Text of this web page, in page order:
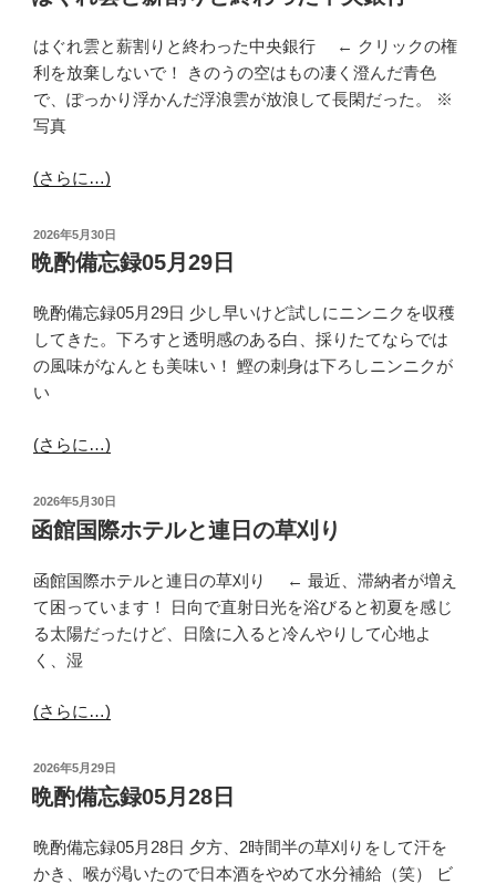
日:
はぐれ雲と薪割りと終わった中央銀行 ← クリックの権
利を放棄しないで！ きのうの空はもの凄く澄んだ青色
で、ぽっかり浮かんだ浮浪雲が放浪して長閑だった。 ※
写真
(さらに…)
投
稿
日:
2026年5月30日
晩酌備忘録05月29日
晩酌備忘録05月29日 少し早いけど試しにニンニクを収穫
してきた。下ろすと透明感のある白、採りたてならでは
の風味がなんとも美味い！ 鰹の刺身は下ろしニンニクが
い
(さらに…)
投
稿
日:
2026年5月30日
函館国際ホテルと連日の草刈り
函館国際ホテルと連日の草刈り ← 最近、滞納者が増え
て困っています！ 日向で直射日光を浴びると初夏を感じ
る太陽だったけど、日陰に入ると冷んやりして心地よ
く、湿
(さらに…)
投
稿
日:
2026年5月29日
晩酌備忘録05月28日
晩酌備忘録05月28日 夕方、2時間半の草刈りをして汗を
かき、喉が渇いたので日本酒をやめて水分補給（笑） ビ